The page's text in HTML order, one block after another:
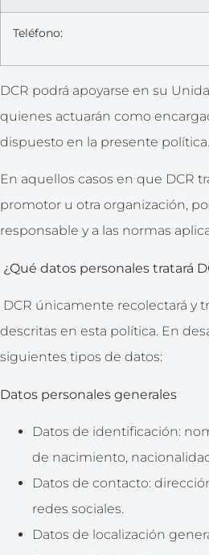
Teléfono:
DCR podrá apoyarse en su
quienes actuarán como
dispuesto en la presente política.
En aquellos casos en que DCR
promotor u otra organización,
responsable y a las normas
¿Qué datos personales tratará
DCR únicamente recolectará y
descritas en esta política. En
siguientes tipos de datos:
Datos personales generales
Datos de identificación:
de nacimiento,
Datos de contacto:
redes sociales.
Datos de localización